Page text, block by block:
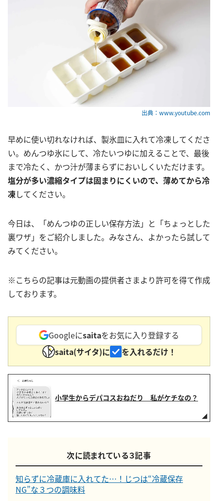
出典：www.youtube.com
早めに使い切れなければ、製氷皿に入れて冷凍してくださ
い。めんつゆ氷にして、冷たいつゆに加えることで、最後
まで冷たく、かつ汁が薄まらずにおいしくいただけます。
塩分が多い濃縮タイプは固まりにくいので、薄めてから冷
凍してください。
今日は、「めんつゆの正しい保存方法」と「ちょっとした
裏ワザ」をご紹介しました。みなさん、よかったら試して
みてください。
※こちらの記事は元動画の提供者さまより許可を得て作成
しております。
Googleにsaitaをお気に入り登録する
saita(サイタ)に
を入れるだけ！
小学生からデパコスおねだり 私がケチなの？
次に読まれている３記事
知らずに冷蔵庫に入れてた…！じつは“冷蔵保存
NG”な３つの調味料